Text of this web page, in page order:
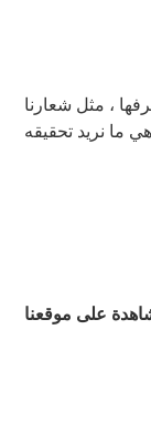
، مثل شعارنا
على موقعنا